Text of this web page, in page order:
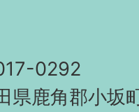
0292
県鹿角郡小坂